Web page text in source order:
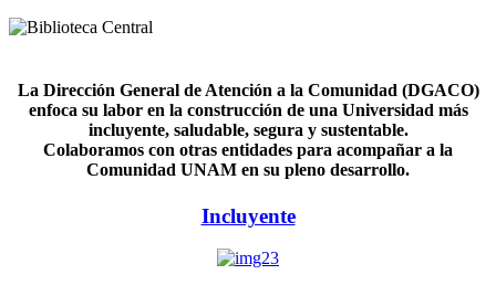
La Dirección General de Atención a la Comunidad (DGACO)
enfoca su labor en la construcción de una Universidad más
incluyente, saludable, segura y sustentable.
Colaboramos con otras entidades para acompañar a la
Comunidad UNAM en su pleno desarrollo.
Incluyente